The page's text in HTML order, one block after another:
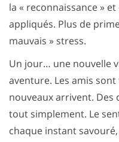
la « reconnaissance »
appliqués. Plus de
mauvais » stress.
Un jour… une nouvelle
aventure. Les amis
nouveaux arrivent. Des
tout simplement. Le
chaque instant